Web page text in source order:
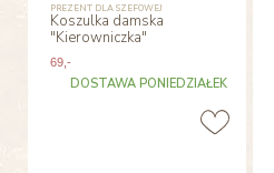
PREZENT DLA SZEFOWEJ
Koszulka damska
"Kierowniczka"
69,-
DOSTAWA PONIEDZIAŁEK